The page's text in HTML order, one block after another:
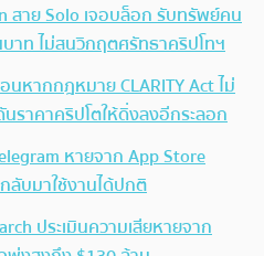
สาย Solo เจอบล็อก รับทรัพย์คน
บาท ไม่สนวิกฤตศรัทธาคริปโทฯ
นหากกฎหมาย CLARITY Act ไม่
ราคาคริปโตให้ดิ่งลงอีกระลอก
หายจาก App Store
ลับมาใช้งานได้ปกติ
ประเมินความเสียหายจาก